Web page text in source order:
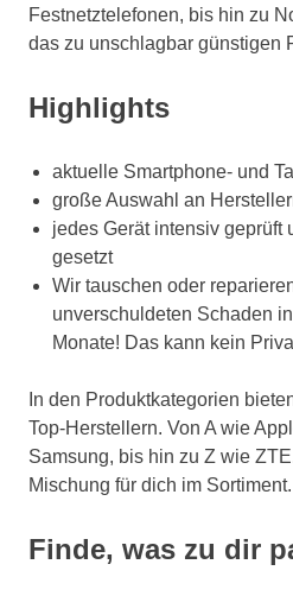
Festnetztelefonen, bis hin zu
das zu unschlagbar günstigen
Highlights
aktuelle Smartphone- und
große Auswahl an
jedes Gerät intensiv geprüft
gesetzt
Wir tauschen oder
unverschuldeten Schaden
Monate! Das kann kein
In den Produktkategorien
Top-Herstellern. Von A wie
Samsung, bis hin zu Z wie
Mischung für dich im Sortiment.
Finde, was zu dir